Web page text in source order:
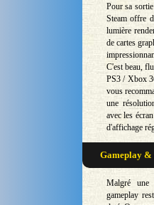
Pour sa
Steam offre
lumière
de cartes
C'est beau,
PS3 / Xbox
vous
une
avec les
d'affichage
Gameplay &
Malgré
gameplay